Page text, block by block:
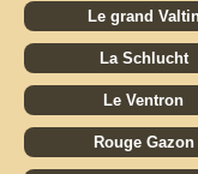
Le grand
La Schlucht
Le Ventron
Rouge Gazon